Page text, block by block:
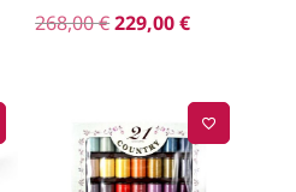
268,00€Le
268,00 €.
229,00€Le
est :
229,00 €.